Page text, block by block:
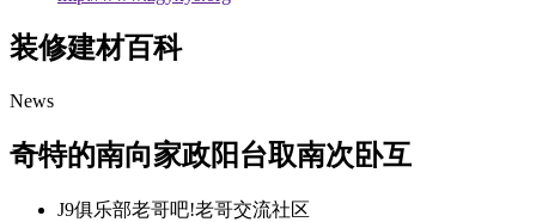
装修建材百科
News
奇特的南向家政阳台取南次卧互
J9俱乐部老哥吧!老哥交流社区